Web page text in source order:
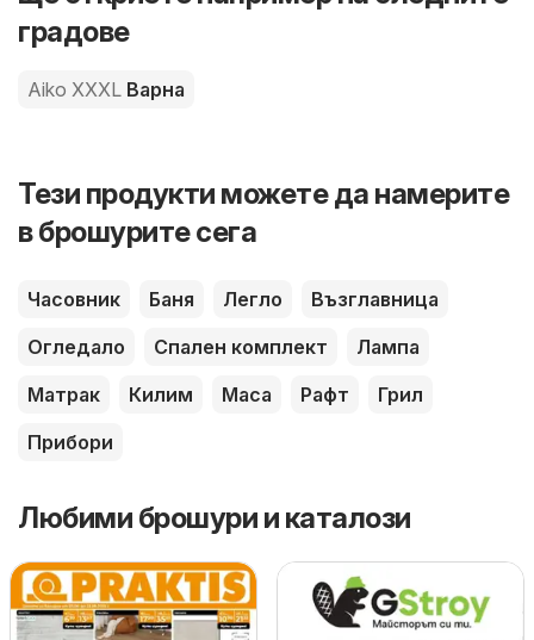
градове
Aiko XXXL Варна
Тези продукти можете да намерите
в брошурите сега
Часовник Баня Легло
Възглавница
Огледало
Спален комплект
Лампа
Матрак
Килим Маса Рафт
Грил
Прибори
Любими брошури и каталози